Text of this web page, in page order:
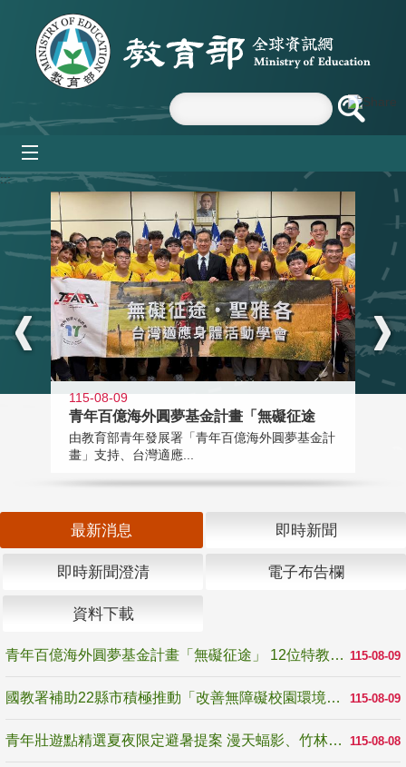
跳到主要內容區塊
:::
115-08-09
青年百億海外圓夢基金計畫「無礙征途
由教育部青年發展署「青年百億海外圓夢基金計
畫」支持、台灣適應...
最新消息 即時新聞
即時新聞澄清 電子布告欄
資料下載
115-08-09
青年百億海外圓夢基金計畫「無礙征途」 12位特教與弱勢青年勇闖西班牙 跨越感官限制見證生命蛻變
115-08-09
國教署補助22縣市積極推動「改善無障礙校園環境計畫」 打造友善、安全、無礙學習空間
115-08-08
青年壯遊點精選夏夜限定避暑提案 漫天蝠影、竹林尋蛙、茶香夜觀 邀青年暮色出發